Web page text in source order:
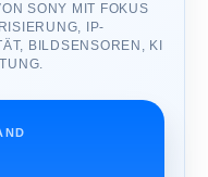
SONY MIT FOKUS
IP-
BILDSENSOREN, KI